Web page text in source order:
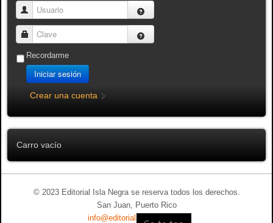
Usuario
Clave
Recordarme
Iniciar sesión
Crear una cuenta
Carro vacío
© 2023 Editorial Isla Negra se reserva todos los derechos.
San Juan, Puerto Rico
info@editorialislanegra.com